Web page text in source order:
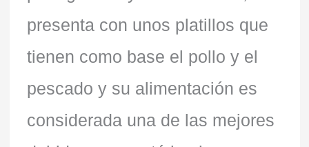
presenta con unos platillos que
tienen como base el pollo y el
pescado y su alimentación es
considerada una de las mejores